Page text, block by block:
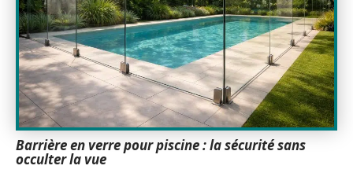
Barrière en verre pour piscine : la sécurité sans
occulter la vue